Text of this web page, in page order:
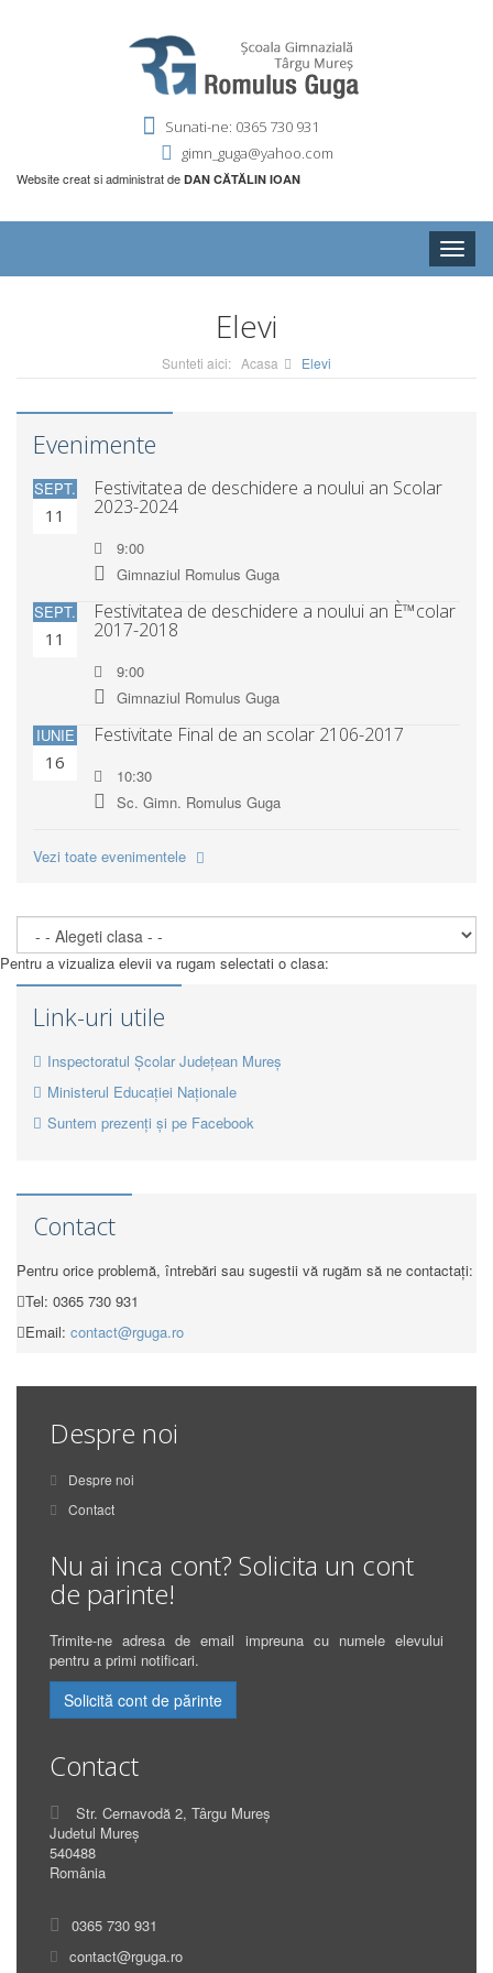
Sunati-ne: 0365 730 931
gimn_guga@yahoo.com
Website creat si administrat de DAN CĂTĂLIN IOAN
Toggle
Elevi
Sunteti aici: Acasa Elevi
Evenimente
SEPT.
11
Festivitatea de deschidere a noului an Scolar
2023-2024
9:00
Gimnaziul Romulus Guga
SEPT.
11
Festivitatea de deschidere a noului an È™colar
2017-2018
9:00
Gimnaziul Romulus Guga
IUNIE
16
Festivitate Final de an scolar 2106-2017
10:30
Sc. Gimn. Romulus Guga
Vezi toate evenimentele
Pentru a vizualiza elevii va rugam selectati o clasa:
Link-uri utile
Inspectoratul Școlar Județean Mureș
Ministerul Educației Naționale
Suntem prezenți și pe Facebook
Contact
Pentru orice problemă, întrebări sau sugestii vă rugăm să ne contactați:
Tel: 0365 730 931
Email: contact@rguga.ro
Despre noi
Despre noi
Contact
Nu ai inca cont? Solicita un cont
de parinte!
Trimite-ne adresa de email impreuna cu numele elevului
pentru a primi notificari.
Solicită cont de părinte
Contact
Str. Cernavodă 2, Târgu Mureș
Judetul Mureș
540488
România
0365 730 931
contact@rguga.ro